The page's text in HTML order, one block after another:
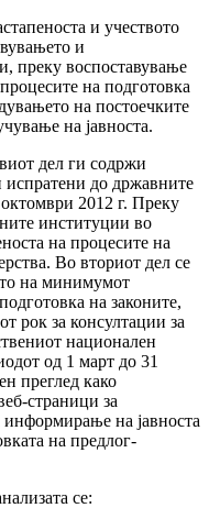
и учеството
и
преку воспоставување
на подготовка
на постоечките
на јавноста.
дел ги содржи
испратени до државните
2012 г. Преку
институции во
на процесите на
Во вториот дел се
на минимумот
на законите,
рок за консултации за
национален
од 1 март до 31
преглед како
страници за
информирање на јавноста
на предлог-
се: